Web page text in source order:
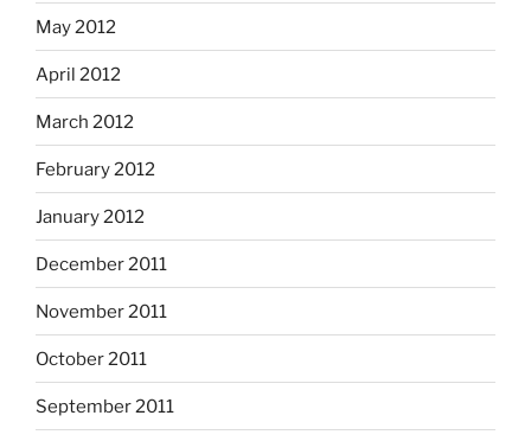
May 2012
April 2012
March 2012
February 2012
January 2012
December 2011
November 2011
October 2011
September 2011